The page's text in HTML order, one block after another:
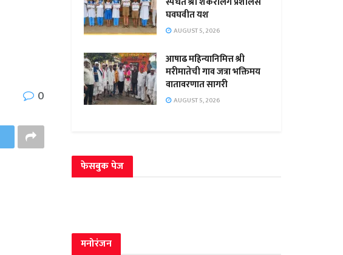
0
घवघवीत यश
AUGUST 5, 2026
आषाढ महिन्यानिमित्त श्री
मरीमातेची गाव जत्रा भक्तिमय
वातावरणात सागरी
AUGUST 5, 2026
फेसबुक पेज
मनोरंजन